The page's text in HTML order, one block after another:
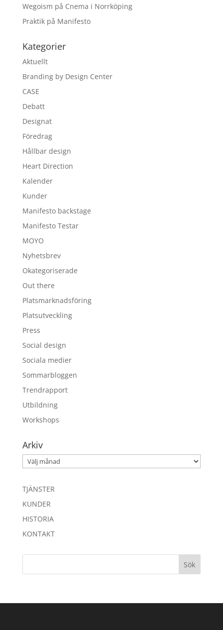
Wegoism på Cnema i Norrköping
Praktik på Manifesto
Kategorier
Aktuellt
Branding by Design Center
CASE
Debatt
Designat
Föredrag
Hållbar design
Heart Direction
Kalender
Kunder
Manifesto backstage
Manifesto Testar
MOYO
Nyhetsbrev
Okategoriserade
Out there
Platsmarknadsföring
Platsutveckling
Press
Social design
Sociala medier
Sommarbloggen
Trendrapport
Utbildning
Workshops
Arkiv
Arkiv
TJÄNSTER
KUNDER
HISTORIA
KONTAKT